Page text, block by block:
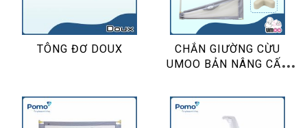
TÔNG ĐƠ DOUX
CHẮN GIƯỜNG CỪU
UMOO BẢN NÂNG CẤP